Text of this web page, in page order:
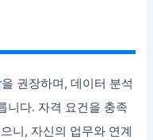
을 권장하며, 데이터 분석
니다. 자격 요건을 충족
니, 자신의 업무와 연계